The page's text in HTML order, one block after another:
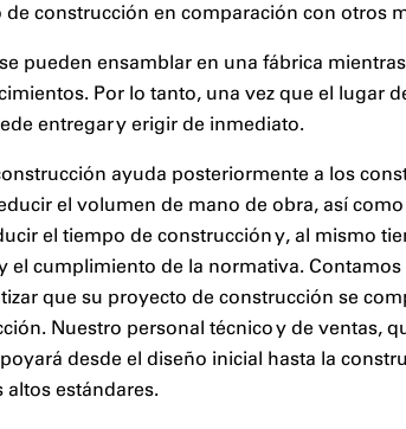
de construcción en comparación con otros
pueden ensamblar en una fábrica
Por lo tanto, una vez que el lugar
entregar y erigir de inmediato.
ayuda posteriormente a los
el volumen de mano de obra, así
el tiempo de construcción y, al mismo
el cumplimiento de la normativa.
que su proyecto de construcción se
Nuestro personal técnico y de ventas,
desde el diseño inicial hasta la
estándares.